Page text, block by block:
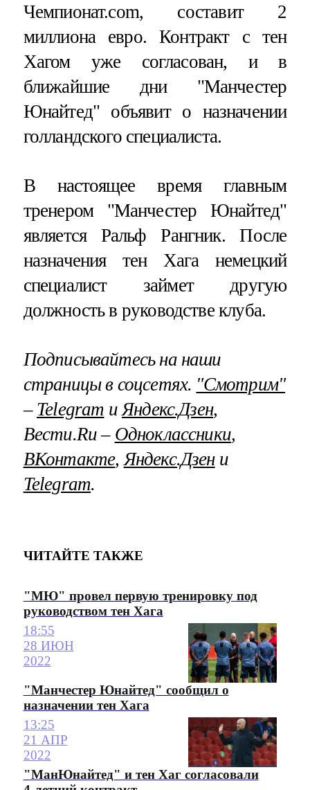
Чемпионат.com, составит 2
миллиона евро. Контракт с тен
Хагом уже согласован, и в
ближайшие дни "Манчестер
Юнайтед" объявит о назначении
голландского специалиста.
В настоящее время главным
тренером "Манчестер Юнайтед"
является Ральф Рангник. После
назначения тен Хага немецкий
специалист займет другую
должность в руководстве клуба.
Подписывайтесь на наши
страницы в соцсетях. "Смотрим"
– Telegram и Яндекс.Дзен,
Вести.Ru – Одноклассники,
ВКонтакте, Яндекс.Дзени
Telegram.
ЧИТАЙТЕ ТАКЖЕ
"МЮ" провел первую тренировку под
руководством тен Хага
18:55
28 ИЮН
2022
"Манчестер Юнайтед" сообщил о
назначении тен Хага
13:25
21 АПР
2022
"МанЮнайтед" и тен Хаг согласовали